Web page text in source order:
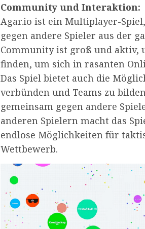
Community und Interaktion:
Agar.io ist ein Multiplayer-
gegen andere Spieler aus der
Community ist groß und aktiv,
finden, um sich in rasanten
Das Spiel bietet auch die
verbünden und Teams zu
gemeinsam gegen andere
anderen Spielern macht das
endlose Möglichkeiten für
Wettbewerb.